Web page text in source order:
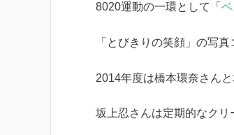
8020運動の一環として「
「とびきりの笑顔」の写
2014年度は橋本環奈さん
坂上忍さんは定期的なクリ